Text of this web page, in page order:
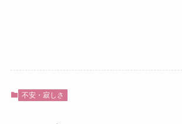
不安・寂しさ